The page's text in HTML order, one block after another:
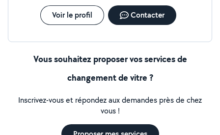
Voir le profil Contacter
Vous souhaitez proposer vos services de
changement de vitre ?
Inscrivez-vous et répondez aux demandes près de chez
vous !